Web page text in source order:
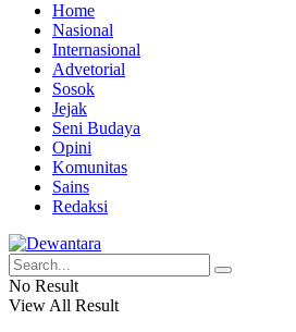
Home
Nasional
Internasional
Advetorial
Sosok
Jejak
Seni Budaya
Opini
Komunitas
Sains
Redaksi
No Result
View All Result